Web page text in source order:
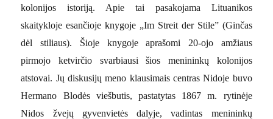
kolonijos istoriją. Apie tai pasakojama Lituanikos
skaitykloje esančioje knygoje „Im Streit der Stile” (Ginčas
dėl stiliaus). Šioje knygoje aprašomi 20-ojo amžiaus
pirmojo ketvirčio svarbiausi šios menininkų kolonijos
atstovai. Jų diskusijų meno klausimais centras Nidoje buvo
Hermano Blodės viešbutis, pastatytas 1867 m. rytinėje
Nidos žvejų gyvenvietės dalyje, vadintas menininkų